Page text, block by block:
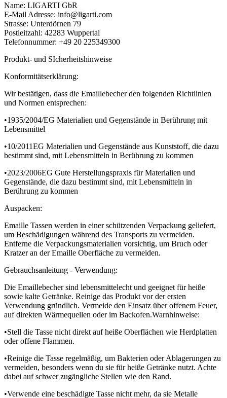
Name: LIGARTI GbR
E-Mail Adresse: info@ligarti.com
Strasse: Unterdörnen 79
Postleitzahl: 42283 Wuppertal
Telefonnummer: +49 20 225349300
Produkt- und SIcherheitshinweise
Konformitätserklärung:
Wir bestätigen, dass die Emaillebecher den folgenden Richtlinien
und Normen entsprechen:
•1935/2004/EG Materialien und Gegenstände in Berührung mit
Lebensmittel
•10/2011EG Materialien und Gegenstände aus Kunststoff, die dazu
bestimmt sind, mit Lebensmitteln in Berührung zu kommen
•2023/2006EG Gute Herstellungspraxis für Materialien und
Gegenstände, die dazu bestimmt sind, mit Lebensmitteln in
Berührung zu kommen
Auspacken:
Emaille Tassen werden in einer schützenden Verpackung geliefert,
um Beschädigungen während des Transports zu vermeiden.
Entferne die Verpackungsmaterialien vorsichtig, um Bruch oder
Kratzer an der Emaille Oberfläche zu vermeiden.
Gebrauchsanleitung - Verwendung:
Die Emaillebecher sind lebensmittelecht und geeignet für heiße
sowie kalte Getränke. Reinige das Produkt vor der ersten
Verwendung gründlich. Vermeide den Einsatz über offenem Feuer,
auf direkten Wärmequellen oder im Backofen.Warnhinweise:
•Stell die Tasse nicht direkt auf heiße Oberflächen wie Herdplatten
oder offene Flammen.
•Reinige die Tasse regelmäßig, um Bakterien oder Ablagerungen zu
vermeiden, besonders wenn du sie für heiße Getränke nutzt. Achte
dabei auf schwer zugängliche Stellen wie den Rand.
•Verwende eine beschädigte Tasse nicht mehr, da sie Metalle